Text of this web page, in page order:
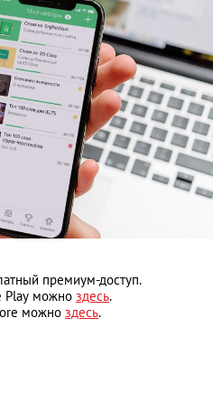
премиум-доступ.
Play можно здесь.
можно здесь.